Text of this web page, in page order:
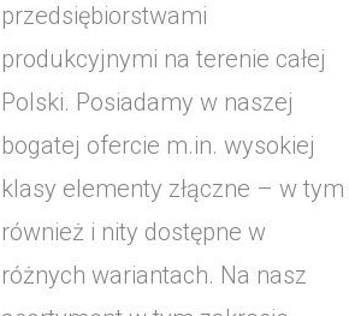
przedsiębiorstwami
produkcyjnymi na terenie całej
Polski. Posiadamy w naszej
bogatej ofercie m.in. wysokiej
klasy elementy złączne – w tym
również i nity dostępne w
różnych wariantach. Na nasz